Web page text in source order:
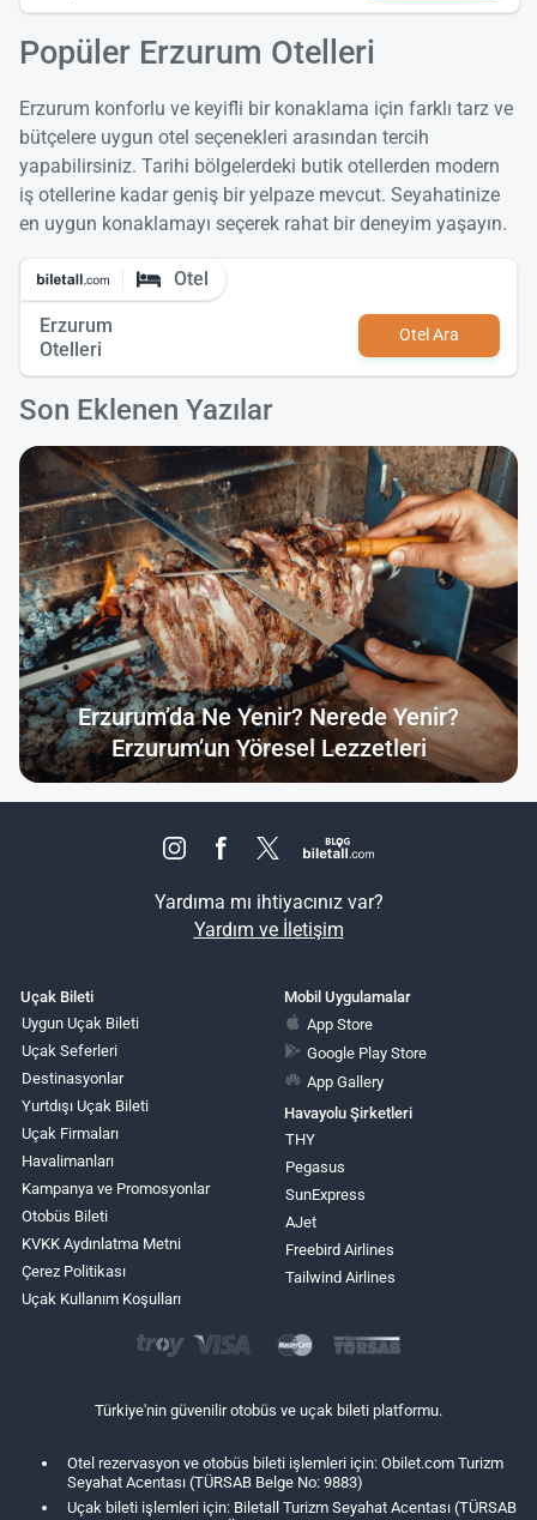
Popüler Erzurum Otelleri
Erzurum konforlu ve keyifli bir konaklama için farklı tarz ve
bütçelere uygun otel seçenekleri arasından tercih
yapabilirsiniz. Tarihi bölgelerdeki butik otellerden modern
iş otellerine kadar geniş bir yelpaze mevcut. Seyahatinize
en uygun konaklamayı seçerek rahat bir deneyim yaşayın.
Otel
Erzurum
Otelleri
Otel Ara
Son Eklenen Yazılar
Erzurum’da Ne Yenir? Nerede Yenir?
Erzurum’un Yöresel Lezzetleri
Yardıma mı ihtiyacınız var?
Yardım ve İletişim
Uçak Bileti
Uygun Uçak Bileti
Uçak Seferleri
Destinasyonlar
Yurtdışı Uçak Bileti
Uçak Firmaları
Havalimanları
Kampanya ve Promosyonlar
Otobüs Bileti
KVKK Aydınlatma Metni
Çerez Politikası
Uçak Kullanım Koşulları
Mobil Uygulamalar
App Store
Google Play Store
App Gallery
Havayolu Şirketleri
THY
Pegasus
SunExpress
AJet
Freebird Airlines
Tailwind Airlines
Türkiye'nin güvenilir otobüs ve uçak bileti platformu.
Otel rezervasyon ve otobüs bileti işlemleri için: Obilet.com Turizm
Seyahat Acentası (TÜRSAB Belge No: 9883)
Uçak bileti işlemleri için: Biletall Turizm Seyahat Acentası (TÜRSAB